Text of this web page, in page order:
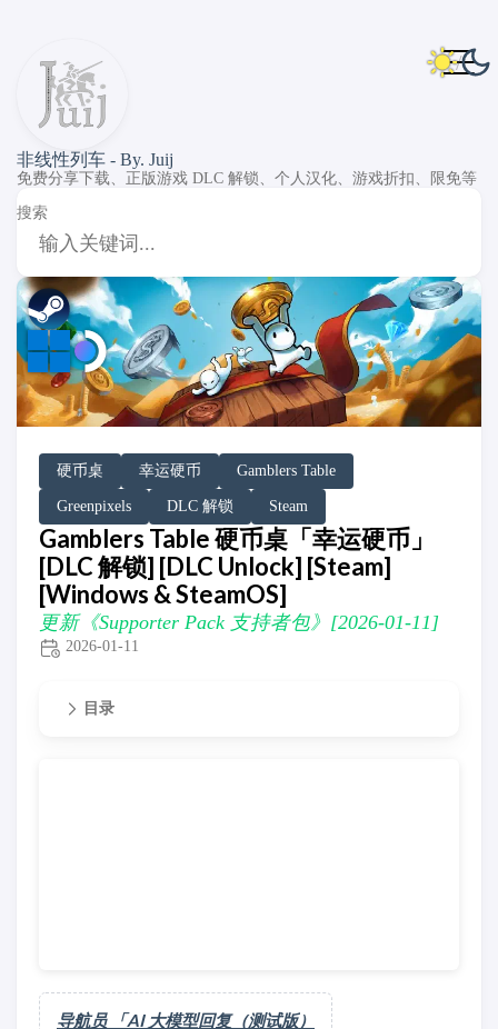
非线性列车 - By. Juij
免费分享下载、正版游戏 DLC 解锁、个人汉化、游戏折扣、限免等
搜索
硬币桌 幸运硬币 Gamblers Table
Greenpixels DLC 解锁
DLC Unlock
DLC 补丁
DLC Patch
Steam
Windows
SteamOS
Gamblers Table 硬币桌「幸运硬币」
[DLC 解锁] [DLC Unlock] [Steam]
[Windows & SteamOS]
更新《Supporter Pack 支持者包》[2026-01-11]
2026-01-11
目录
导航员 「AI 大模型回复（测试版）